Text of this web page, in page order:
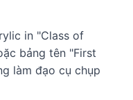
in "Class of
bảng tên "First
làm đạo cụ chụp